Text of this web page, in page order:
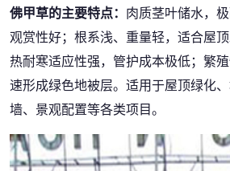
佛甲草的主要特点： 肉质茎叶储水，
观赏性好；根系浅、重量轻，适合屋
热耐寒适应性强，管护成本极低；繁
速形成绿色地被层。适用于屋顶绿化
墙、景观配置等各类项目。